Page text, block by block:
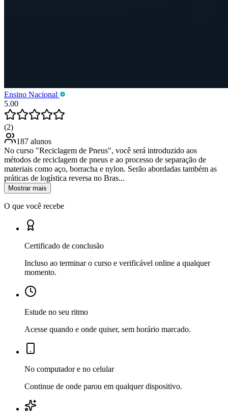
Ensino Nacional
5.00
(2)
187 alunos
No curso "Reciclagem de Pneus", você será introduzido aos
métodos de reciclagem de pneus e ao processo de separação de
materiais como aço, borracha e nylon. Serão abordadas também as
práticas de logística reversa no Bras...
Mostrar mais
O que você recebe
Certificado de conclusão
Incluso ao terminar o curso e verificável online a qualquer
momento.
Estude no seu ritmo
Acesse quando e onde quiser, sem horário marcado.
No computador e no celular
Continue de onde parou em qualquer dispositivo.